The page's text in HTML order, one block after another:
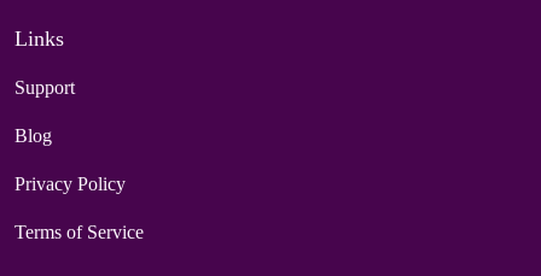
Links
Support
Blog
Privacy Policy
Terms of Service